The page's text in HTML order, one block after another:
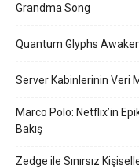
Grandma Song
Quantum Glyphs
Server Kabinlerinin Veri
Marco Polo: Netflix’in
Bakış
Zedge ile Sınırsız